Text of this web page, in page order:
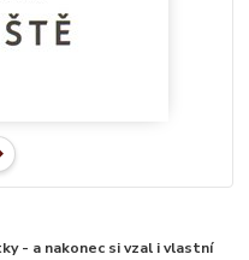
- a nakonec si vzal i vlastní